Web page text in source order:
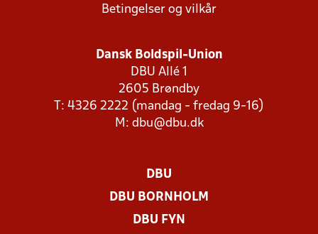
Betingelser og vilkår
Dansk Boldspil-Union
DBU Allé 1
2605 Brøndby
T: 4326 2222 (mandag - fredag 9-16)
M: dbu@dbu.dk
DBU
DBU BORNHOLM
DBU FYN